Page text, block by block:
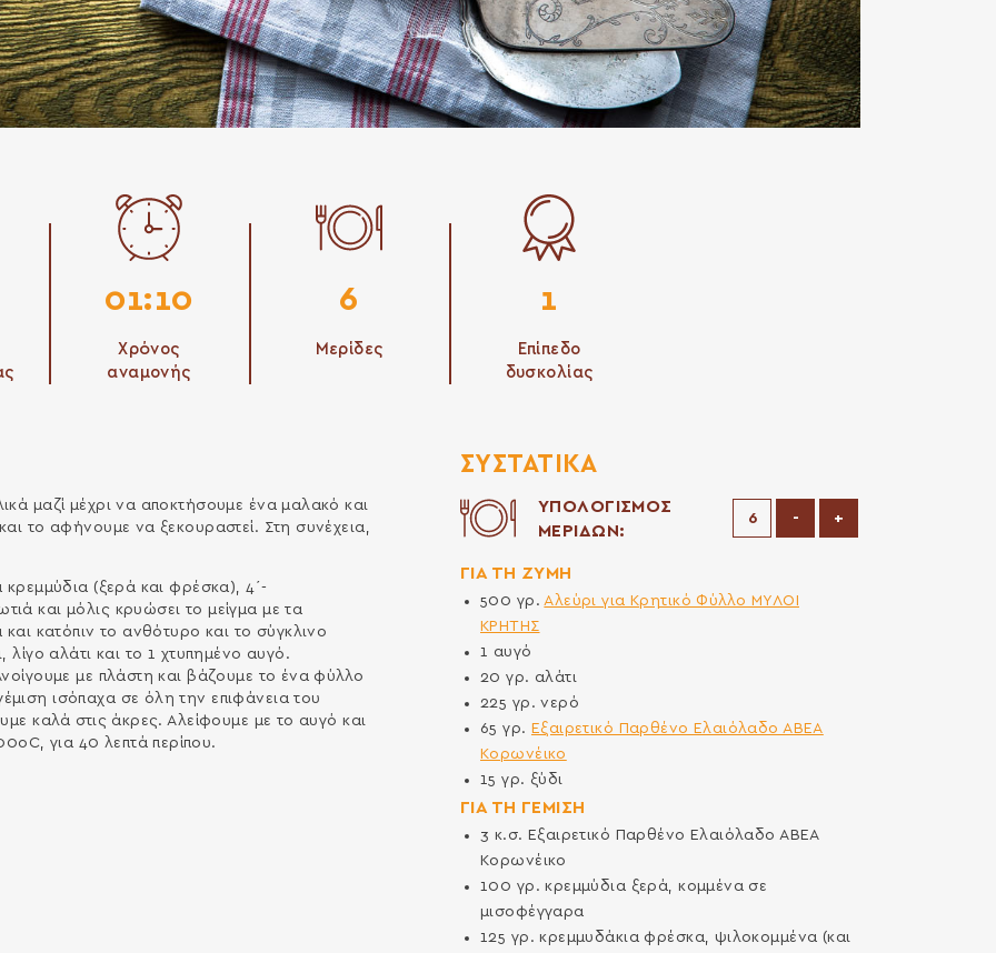
01:10
Χρόνος
αναμονής
6
Μερίδες
1
Επίπεδο
δυσκολίας
μαζί μέχρι να αποκτήσουμε ένα μαλακό και
το αφήνουμε να ξεκουραστεί. Στη συνέχεια,
κρεμμύδια (ξερά και φρέσκα), 4΄-
και μόλις κρυώσει το μείγμα με τα
κατόπιν το ανθότυρο και το σύγκλινο
λίγο αλάτι και το 1 χτυπημένο αυγό.
με πλάστη και βάζουμε το ένα φύλλο
ισόπαχα σε όλη την επιφάνεια του
καλά στις άκρες. Αλείφουμε με το αυγό και
για 40 λεπτά περίπου.
ΣΥΣΤΑΤΙΚΆ
ΥΠΟΛΟΓΙΣΜΟΣ
ΜΕΡΙΔΩΝ:
-Μείωση μερίδων
+
ΓΙΑ ΤΗ ΖΥΜΗ
500 γρ.Αλεύρι για Κρητικό Φύλλο ΜΥΛΟΙ
ΚΡΗΤΗΣ
1 αυγό
20γρ. αλάτι
225 γρ.νερό
65γρ. Εξαιρετικό Παρθένο Ελαιόλαδο ΑΒΕΑ
Κορωνέικο
15γρ. ξύδι
ΓΙΑ ΤΗ ΓΕΜΙΣΗ
3 κ.σ. Εξαιρετικό Παρθένο Ελαιόλαδο ΑΒΕΑ
Κορωνέικο
100 γρ.κρεμμύδια ξερά, κομμένα σε
μισοφέγγαρα
125 γρ.κρεμμυδάκια φρέσκα, ψιλοκομμένα (και